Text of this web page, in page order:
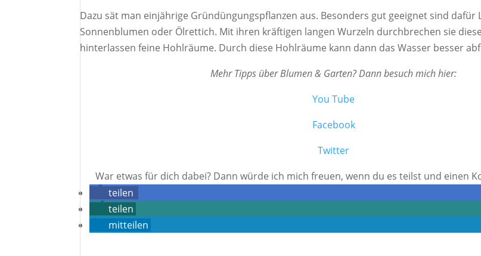
Dazu sät man einjährige Gründüngungspflanzen aus. Besonders gut geeignet sind dafür
Sonnenblumen oder Ölrettich. Mit ihren kräftigen langen Wurzeln durchbrechen sie
hinterlassen feine Hohlräume. Durch diese Hohlräume kann dann das Wasser besser
Mehr Tipps über Blumen & Garten? Dann besuch mich hier:
​You Tube
​Facebook
​Twitter
​War etwas für dich dabei? Dann würde ich mich freuen, wenn du es teilst und einen
teilen
teilen
mitteilen